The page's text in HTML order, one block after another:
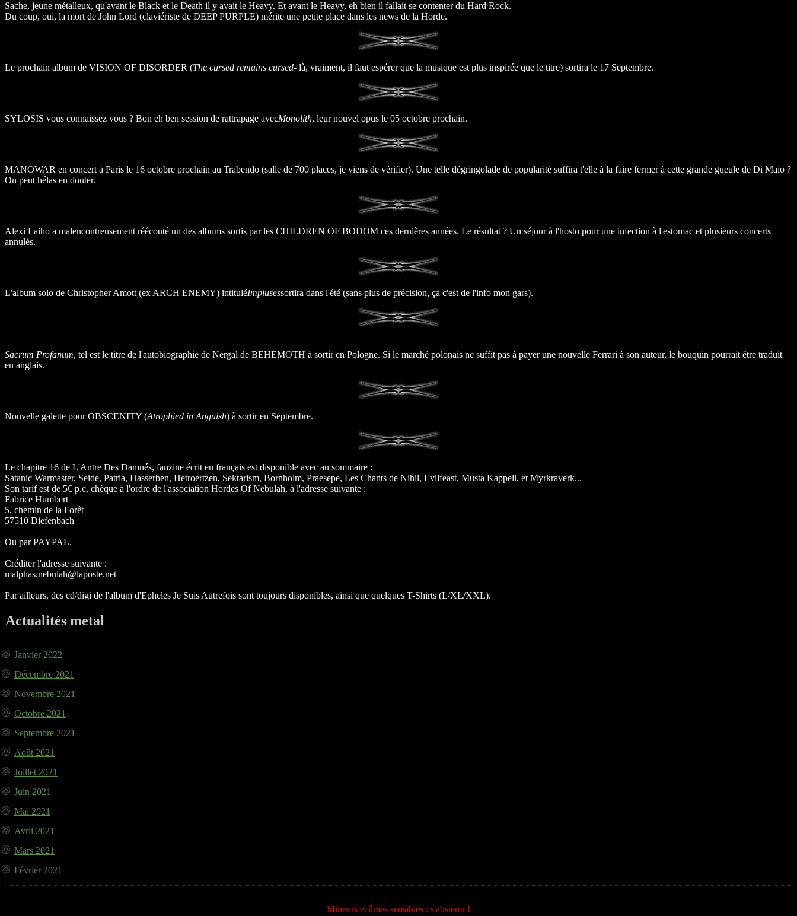
Sache, jeune métalleux, qu'avant le Black et le Death il y avait le Heavy. Et avant le Heavy, eh bien il fallait se contenter du Hard Rock.
Du coup, oui, la mort de John Lord (claviériste de DEEP PURPLE) mérite une petite place dans les news de la Horde.
Le prochain album de VISION OF DISORDER (The cursed remains cursed- là, vraiment, il faut espérer que la musique est plus inspirée que le titre) sortira le 17 Septembre.
SYLOSIS vous connaissez vous ? Bon eh ben session de rattrapage avecMonolith, leur nouvel opus le 05 octobre prochain.
MANOWAR en concert à Paris le 16 octobre prochain au Trabendo (salle de 700 places, je viens de vérifier). Une telle dégringolade de popularité suffira t'elle à la faire fermer à cette grande gueule de Di Maio ?
On peut hélas en douter.
Alexi Laiho a malencontreusement réécouté un des albums sortis par les CHILDREN OF BODOM ces dernières années. Le résultat ? Un séjour à l'hosto pour une infection à l'estomac et plusieurs concerts
annulés.
L'album solo de Christopher Amott (ex ARCH ENEMY) intituléImplusessortira dans l'été (sans plus de précision, ça c'est de l'info mon gars).
Sacrum Profanum, tel est le titre de l'autobiographie de Nergal de BEHEMOTH à sortir en Pologne. Si le marché polonais ne suffit pas à payer une nouvelle Ferrari à son auteur, le bouquin pourrait être traduit
en anglais.
Nouvelle galette pour OBSCENITY (Atrophied in Anguish) à sortir en Septembre.
Le chapitre 16 de L'Antre Des Damnés, fanzine écrit en français est disponible avec au sommaire :
Satanic Warmaster, Seide, Patria, Hasserben, Hetroertzen, Sektarism, Bornholm, Praesepe, Les Chants de Nihil, Evilfeast, Musta Kappeli, et Myrkraverk...
Son tarif est de 5€ p.c, chèque à l'ordre de l'association Hordes Of Nebulah, à l'adresse suivante :
Fabrice Humbert
5, chemin de la Forêt
57510 Diefenbach
Ou par PAYPAL.
Créditer l'adresse suivante :
malphas.nebulah@laposte.net
Par ailleurs, des cd/digi de l'album d'Epheles Je Suis Autrefois sont toujours disponibles, ainsi que quelques T-Shirts (L/XL/XXL).
Actualités metal
Janvier 2022
Décembre 2021
Novembre 2021
Octobre 2021
Septembre 2021
Août 2021
Juillet 2021
Juin 2021
Mai 2021
Avril 2021
Mars 2021
Février 2021
Mineurs et âmes sensibles : s'abstenir !